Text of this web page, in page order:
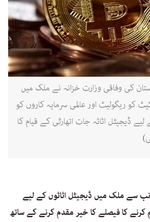
کو پاکستان کی وفاقی وزارت خزانہ نے ملک میں
کو ریگولیٹ اور عالمی سرمایہ کاروں کو
ڈیجیٹل اثاثہ جات اتھارٹی کے قیام کا
سے ملک میں ڈیجیٹل اثاثوں کے لیے
کرنے کا فیصلے کا خیر مقدم کرنے کے ساتھ